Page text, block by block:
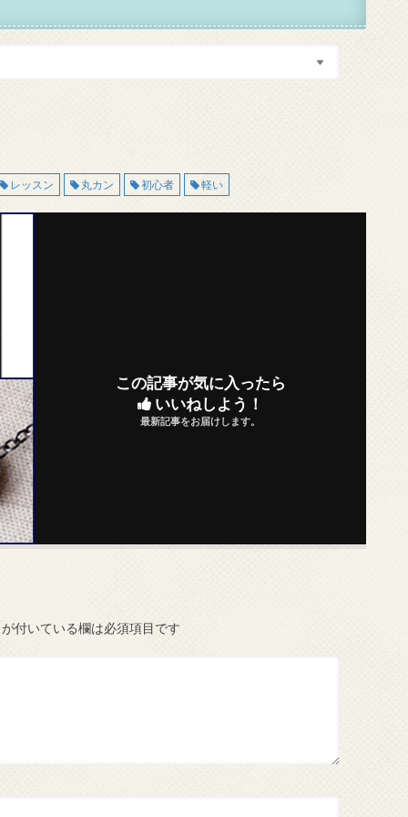
レッスン 丸カン 初心者 軽い
この記事が気に入ったら
いいねしよう！
最新記事をお届けします。
が付いている欄は必須項目です